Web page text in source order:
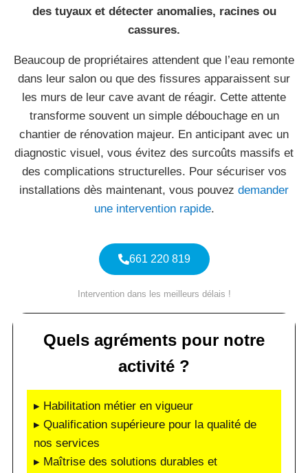
des tuyaux et détecter anomalies, racines ou
cassures.
Beaucoup de propriétaires attendent que l’eau remonte
dans leur salon ou que des fissures apparaissent sur
les murs de leur cave avant de réagir. Cette attente
transforme souvent un simple débouchage en un
chantier de rénovation majeur. En anticipant avec un
diagnostic visuel, vous évitez des surcoûts massifs et
des complications structurelles. Pour sécuriser vos
installations dès maintenant, vous pouvez demander
une intervention rapide.
661 220 819
Intervention dans les meilleurs délais !
Quels agréments pour notre
activité ?
▸ Habilitation métier en vigueur
▸ Qualification supérieure pour la qualité de
nos services
▸ Maîtrise des solutions durables et